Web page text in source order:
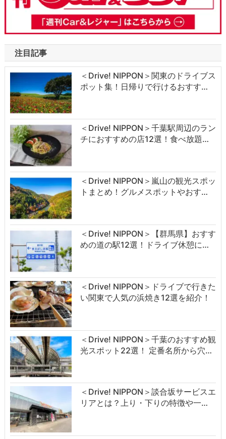
注目記事
＜Drive! NIPPON＞関東のドライブス
ポット集！日帰りで行けるおすす…
＜Drive! NIPPON＞千葉駅周辺のラン
チにおすすめの店12選！食べ放題…
＜Drive! NIPPON＞嵐山の観光スポッ
トまとめ！グルメスポットやおす…
＜Drive! NIPPON＞【群馬県】おすす
めの道の駅12選！ドライブ休憩に…
＜Drive! NIPPON＞ドライブで行きた
い関東で人気の浜焼き12選を紹介！
＜Drive! NIPPON＞千葉のおすすめ観
光スポット22選！ 定番名所から穴…
＜Drive! NIPPON＞談合坂サービスエ
リアとは？上り・下りの特徴や一…